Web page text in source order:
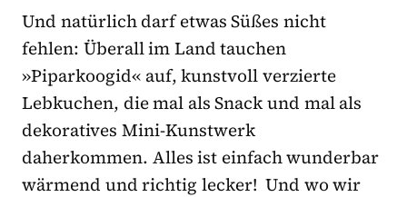
Und natürlich darf etwas Süßes nicht
fehlen: Überall im Land tauchen
»Piparkoogid« auf, kunstvoll verzierte
Lebkuchen, die mal als Snack und mal als
dekoratives Mini-Kunstwerk
daherkommen. Alles ist einfach wunderbar
wärmend und richtig lecker! Und wo wir